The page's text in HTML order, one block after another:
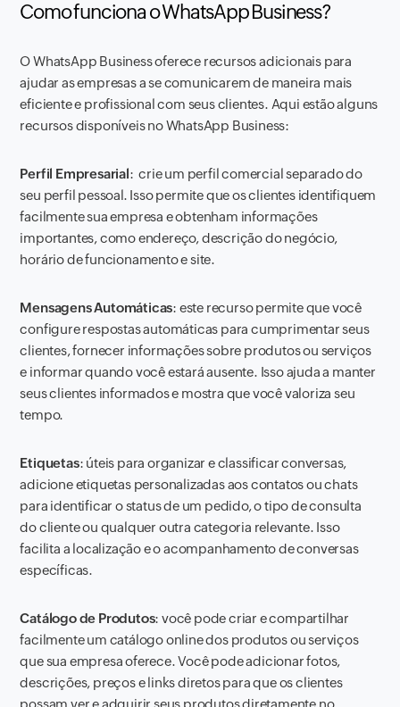
Como funciona o WhatsApp Business?
O WhatsApp Business oferece recursos adicionais para
ajudar as empresas a se comunicarem de maneira mais
eficiente e profissional com seus clientes. Aqui estão alguns
recursos disponíveis no WhatsApp Business:
Perfil Empresarial: crie um perfil comercial separado do
seu perfil pessoal. Isso permite que os clientes identifiquem
facilmente sua empresa e obtenham informações
importantes, como endereço, descrição do negócio,
horário de funcionamento e site.
Mensagens Automáticas: este recurso permite que você
configure respostas automáticas para cumprimentar seus
clientes, fornecer informações sobre produtos ou serviços
e informar quando você estará ausente. Isso ajuda a manter
seus clientes informados e mostra que você valoriza seu
tempo.
Etiquetas: úteis para organizar e classificar conversas,
adicione etiquetas personalizadas aos contatos ou chats
para identificar o status de um pedido, o tipo de consulta
do cliente ou qualquer outra categoria relevante. Isso
facilita a localização e o acompanhamento de conversas
específicas.
Catálogo de Produtos: você pode criar e compartilhar
facilmente um catálogo online dos produtos ou serviços
que sua empresa oferece. Você pode adicionar fotos,
descrições, preços e links diretos para que os clientes
possam ver e adquirir seus produtos diretamente no